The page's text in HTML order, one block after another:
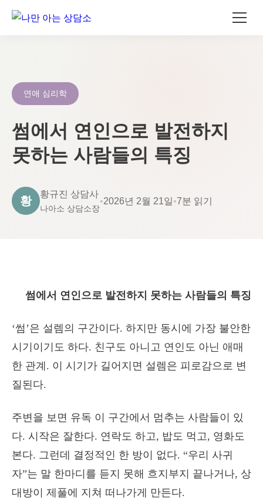
연애 심리학
썸에서 연인으로 발전하지
못하는 사람들의 특징
황
황규진 상담사
나아소 상담소장
•2026년 2월 21일•7분 읽기
썸에서 연인으로 발전하지 못하는 사람들의 특징
‘썸’은 설렘의 구간이다. 하지만 동시에 가장 불안한
시기이기도 하다. 친구도 아니고 연인도 아닌 애매
한 관계. 이 시기가 길어지면 설렘은 피로감으로 변
질된다.
주변을 보면 유독 이 구간에서 멈추는 사람들이 있
다. 시작은 잘한다. 연락도 하고, 밥도 먹고, 영화도
본다. 그런데 결정적인 한 방이 없다. “우리 사귀
자”는 말 한마디를 듣지 못해 흐지부지 끝나거나, 상
대방이 제풀에 지쳐 떠나가게 만든다.